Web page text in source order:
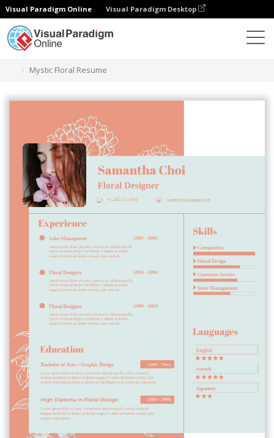
Visual Paradigm Online Visual Paradigm Desktop
Mystic Floral Resume